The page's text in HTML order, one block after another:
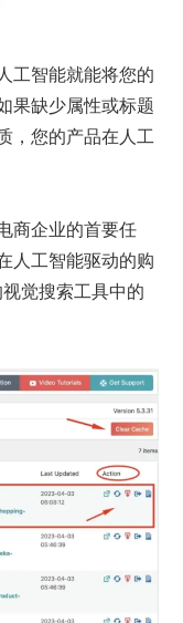
工智能就能将您的
果缺少属性或标题
，您的产品在人工
商企业的首要任
人工智能驱动的购
觉搜索工具中的